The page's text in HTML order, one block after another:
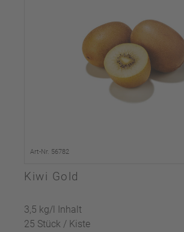
Art-Nr. 56782
Kiwi Gold
3,5 kg/l Inhalt
25 Stück / Kiste